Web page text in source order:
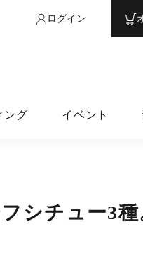
ログイン
ング イベント
シチュー3種